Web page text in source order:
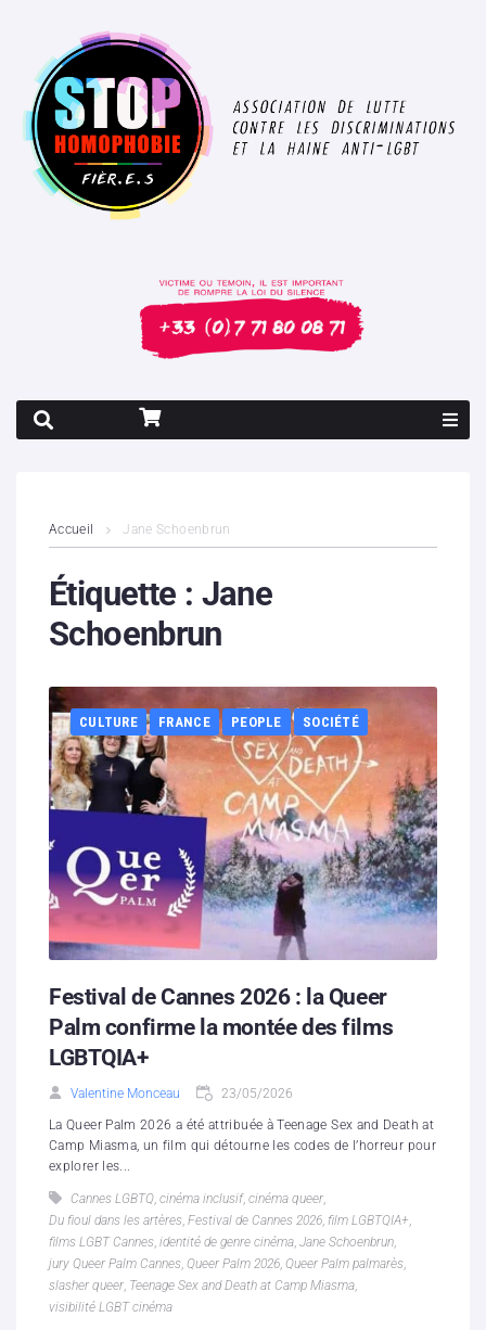
Contenus litigieux
Nous soutenir
Partenaires
Contacts
Hébergement solidaire
Accueil Jane Schoenbrun
Étiquette : Jane
Schoenbrun
CULTURE FRANCE PEOPLE SOCIÉTÉ
Festival de Cannes 2026 : la Queer
Palm confirme la montée des films
LGBTQIA+
Valentine Monceau 23/05/2026
La Queer Palm 2026 a été attribuée à Teenage Sex and Death at
Camp Miasma, un film qui détourne les codes de l’horreur pour
explorer les...
Cannes LGBTQ, cinéma inclusif, cinéma queer,
Du fioul dans les artères, Festival de Cannes 2026, film LGBTQIA+,
films LGBT Cannes, identité de genre cinéma, Jane Schoenbrun,
jury Queer Palm Cannes, Queer Palm 2026, Queer Palm palmarès,
slasher queer, Teenage Sex and Death at Camp Miasma,
visibilité LGBT cinéma